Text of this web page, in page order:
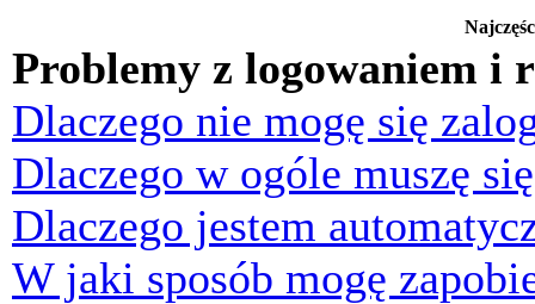
Problemy z logowaniem i
Dlaczego nie mogę się
Dlaczego w ogóle muszę
Dlaczego jestem
W jaki sposób mogę